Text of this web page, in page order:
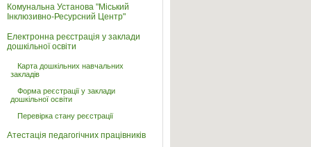
Комунальна Установа "Міський
Інклюзивно-Ресурсний Центр"
Електронна реєстрація у заклади
дошкільної освіти
Карта дошкільних навчальних
закладів
Форма реєстрації у заклади
дошкільної освіти
Перевірка стану реєстрації
Атестація педагогічних працівників